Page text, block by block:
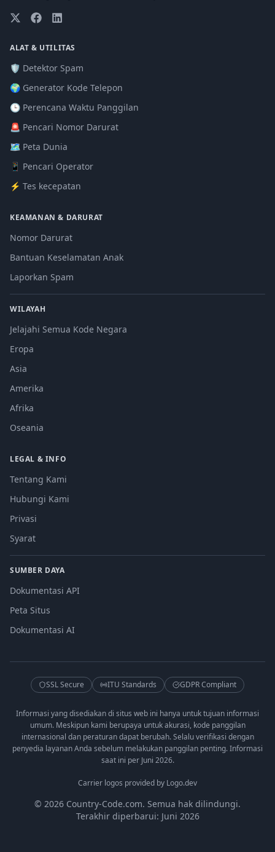
ALAT & UTILITAS
🛡️ Detektor Spam
🌍 Generator Kode Telepon
🕒 Perencana Waktu Panggilan
🚨 Pencari Nomor Darurat
🗺️ Peta Dunia
📱 Pencari Operator
⚡ Tes kecepatan
KEAMANAN & DARURAT
Nomor Darurat
Bantuan Keselamatan Anak
Laporkan Spam
WILAYAH
Jelajahi Semua Kode Negara
Eropa
Asia
Amerika
Afrika
Oseania
LEGAL & INFO
Tentang Kami
Hubungi Kami
Privasi
Syarat
SUMBER DAYA
Dokumentasi API
Peta Situs
Dokumentasi AI
SSL Secure ITU Standards GDPR Compliant
Informasi yang disediakan di situs web ini hanya untuk tujuan informasi
umum. Meskipun kami berupaya untuk akurasi, kode panggilan
internasional dan peraturan dapat berubah. Selalu verifikasi dengan
penyedia layanan Anda sebelum melakukan panggilan penting. Informasi
saat ini per Juni 2026.
Carrier logos provided by Logo.dev
© 2026 Country-Code.com. Semua hak dilindungi.
Terakhir diperbarui: Juni 2026